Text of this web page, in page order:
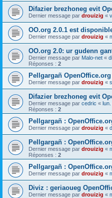
Difazier brezhoneg evit
Dernier message par drouizig «
OO.org 2.0.1 est
Dernier message par drouizig «
OO.org 2.0: ur gudenn
Dernier message par Malo-net «
Réponses : 2
Pellgargañ
Dernier message par drouizig «
Difazier brezhoneg evit
Dernier message par cedric «
Réponses : 2
Pellgargañ :
Dernier message par drouizig «
Pellgargañ :
Dernier message par drouizig «
Réponses : 2
Pellgargañ :
Dernier message par drouizig «
Diviz : geriaoueg
Dernier message par drouizig «